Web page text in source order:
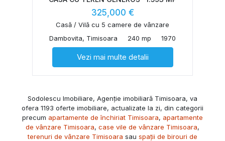
325,000 €
Casă / Vilă cu 5 camere de vânzare
Dambovita, Timisoara
240 mp 1970
Vezi mai multe detalii
Sodolescu Imobiliare, Agenție imobiliară Timisoara, va
ofera 1193 oferte imobiliare, actualizate la zi, din categorii
precum apartamente de închiriat Timisoara, apartamente
de vânzare Timisoara, case vile de vânzare Timisoara,
terenuri de vânzare Timisoara sau spații de birouri de